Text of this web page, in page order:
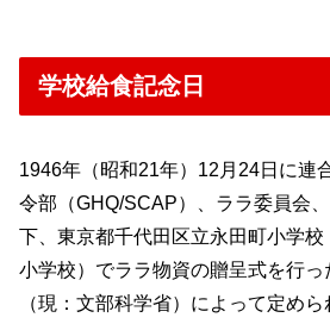
学校給食記念日
1946年（昭和21年）12月24日に連
令部（GHQ/SCAP）、ララ委員会
下、東京都千代田区立永田町小学校
小学校）でララ物資の贈呈式を行
（現：文部科学省）によって定めら